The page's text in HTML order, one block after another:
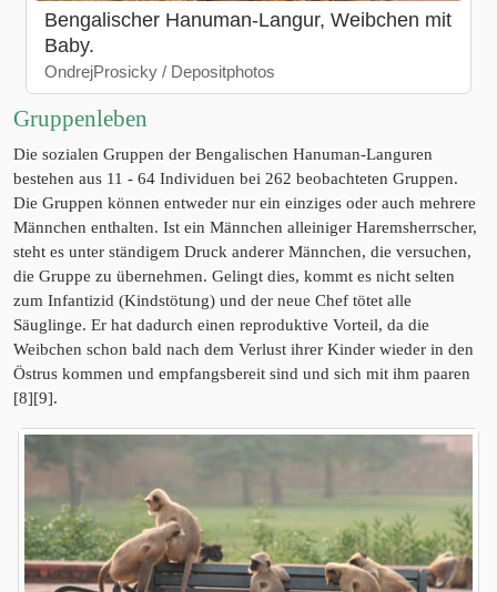
Bengalischer Hanuman-Langur, Weibchen mit
Baby.
OndrejProsicky / Depositphotos
Gruppenleben
Die sozialen Gruppen der Bengalischen Hanuman-Languren
bestehen aus 11 - 64 Individuen bei 262 beobachteten Gruppen.
Die Gruppen können entweder nur ein einziges oder auch mehrere
Männchen enthalten. Ist ein Männchen alleiniger Haremsherrscher,
steht es unter ständigem Druck anderer Männchen, die versuchen,
die Gruppe zu übernehmen. Gelingt dies, kommt es nicht selten
zum Infantizid (Kindstötung) und der neue Chef tötet alle
Säuglinge. Er hat dadurch einen reproduktive Vorteil, da die
Weibchen schon bald nach dem Verlust ihrer Kinder wieder in den
Östrus kommen und empfangsbereit sind und sich mit ihm paaren
[8][9].